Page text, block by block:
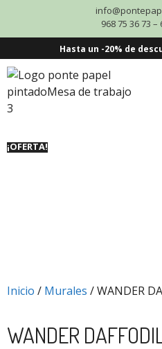
968 75 36 73 –
Hasta un -20% de
¡OFERTA!
Inicio / Murales / WANDER
WANDER